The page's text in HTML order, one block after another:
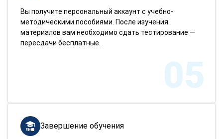
Вы получите персональный аккаунт с учебно-
методическими пособиями. После изучения
материалов вам необходимо сдать тестирование —
пересдачи бесплатные.
05
Завершение обучения